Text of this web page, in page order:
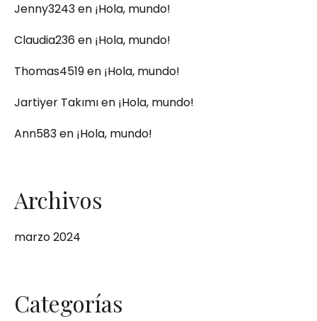
Jenny3243en ¡Hola, mundo!
Claudia236en ¡Hola, mundo!
Thomas4519en ¡Hola, mundo!
Jartiyer Takımıen ¡Hola, mundo!
Ann583en ¡Hola, mundo!
Archivos
marzo 2024
Categorías